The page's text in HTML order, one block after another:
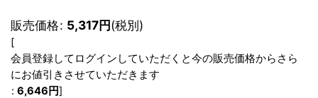
販売価格: 5,317円(税別)
[
会員登録してログインしていただくと今の販売価格からさら
にお値引きさせていただきます
: 6,646 円]